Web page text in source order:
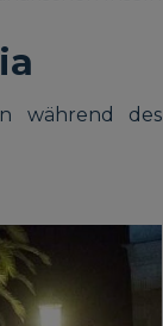
während des